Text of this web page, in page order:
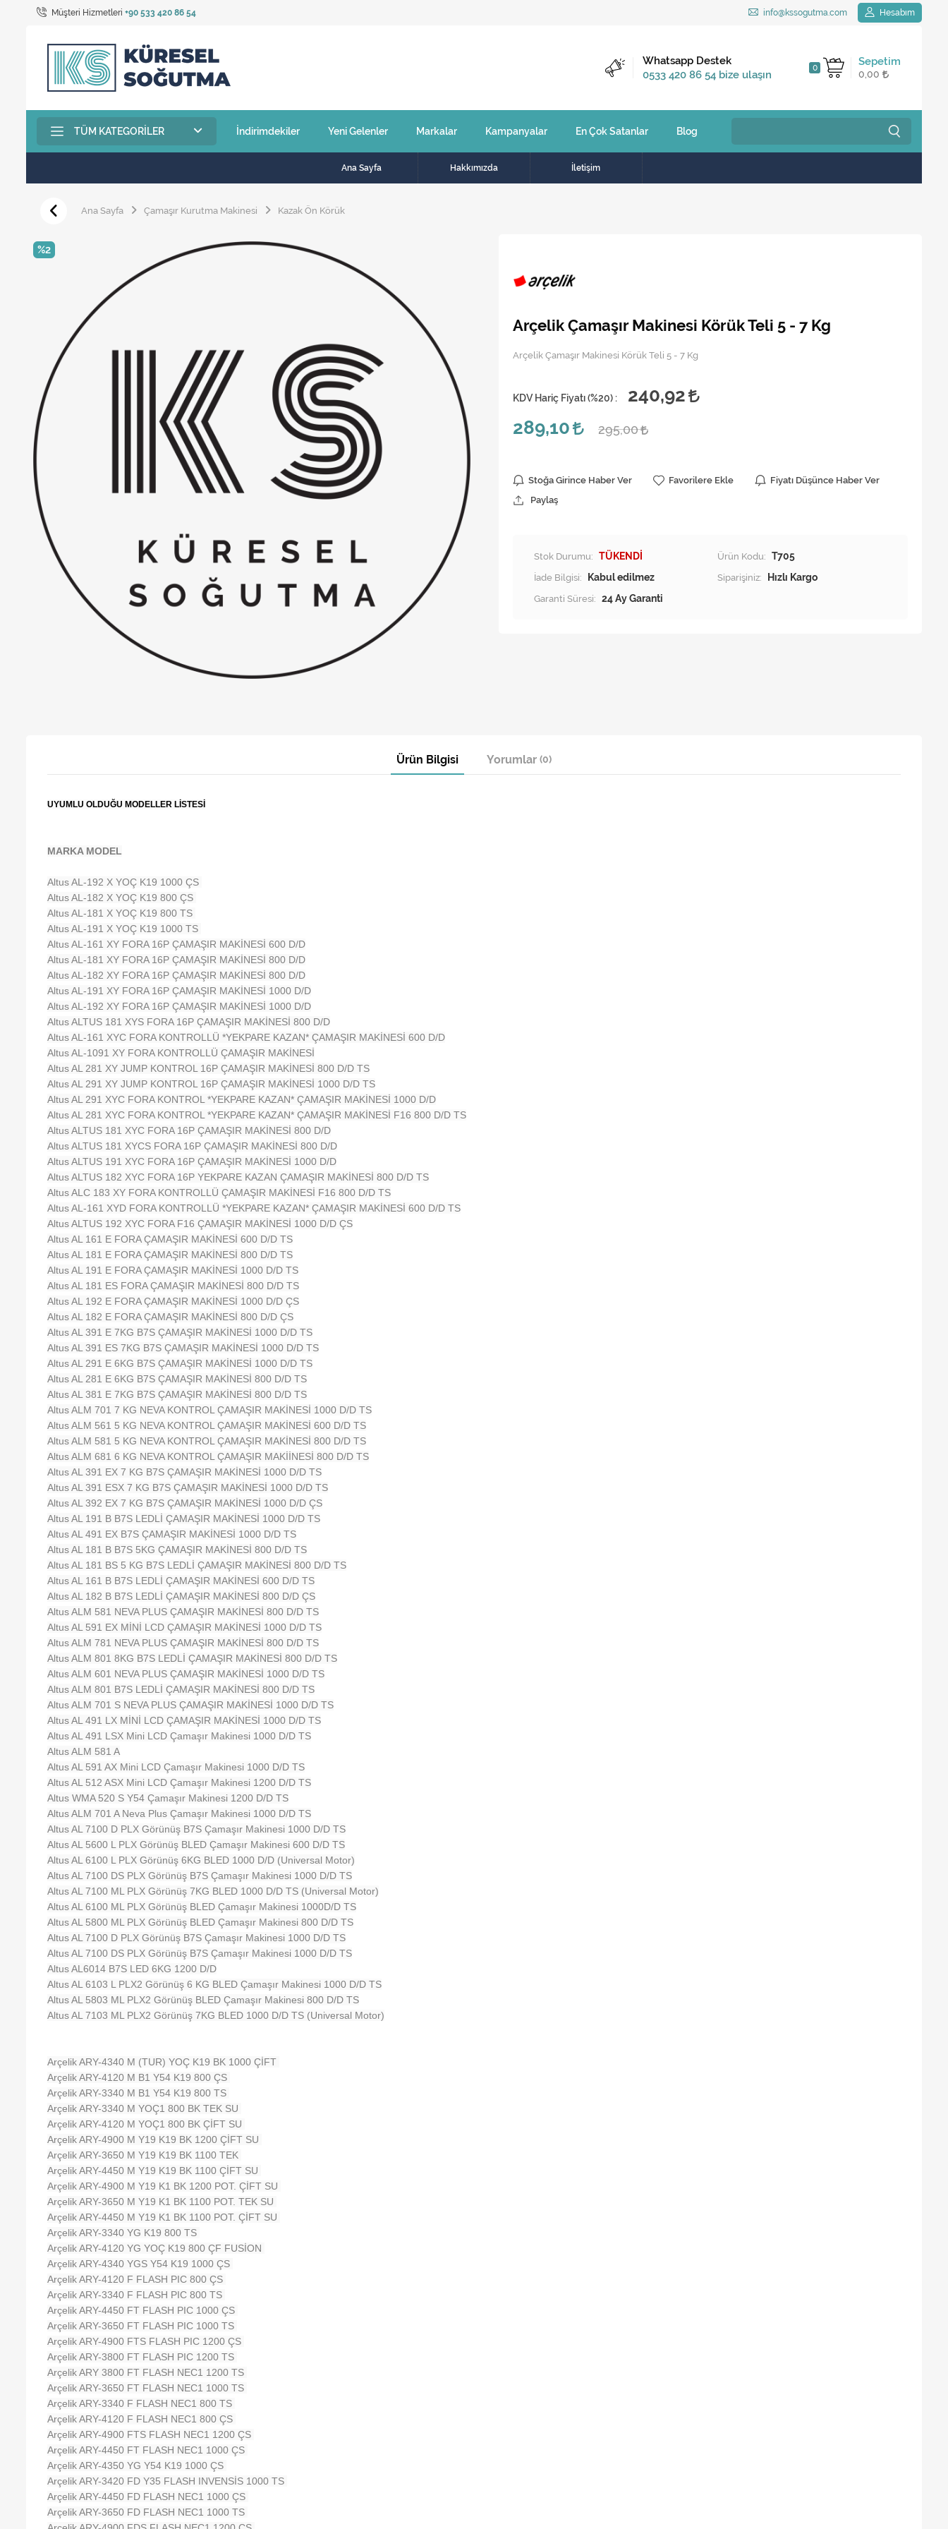
Müşteri Hizmetleri +90 533 420 86 54 info@kssogutma.com Hesabım
Sepetim
0
0,00
Kargo Bedava
2.500 TL ve üzeri
Whatsapp Destek
0533 420 86 54 bize ulaşın
TÜM KATEGORILER İndirimdekiler Yeni Gelenler Markalar Kampanyalar En Çok Satanlar Blog
Ana Sayfa Hakkımızda İletişim
Ana Sayfa Çamaşır Kurutma Makinesi Kazak Ön Körük
%2
Arçelik Çamaşır Makinesi Körük Teli 5 - 7 Kg
Arçelik Çamaşır Makinesi Körük Teli 5 - 7 Kg
KDV Hariç Fiyatı (%20) :
240,92
289,10
295,00
Stoğa Girince Haber Ver Favorilere Ekle
Fiyatı Düşünce Haber Ver
Paylaş
Stok Durumu: TÜKENDİ Ürün Kodu: T705
İade Bilgisi:
Siparişiniz:
Hızlı Kargo
Garanti Süresi: 24 Ay Garanti
Ürün Bilgisi Yorumlar (0)
UYUMLU OLDUĞU MODELLER LİSTESİ
MARKA MODEL
Altus AL-192 X YOÇ K19 1000 ÇS
Altus AL-182 X YOÇ K19 800 ÇS
Altus AL-181 X YOÇ K19 800 TS
Altus AL-191 X YOÇ K19 1000 TS
Altus AL-161 XY FORA 16P ÇAMAŞIR MAKİNESİ 600 D/D
Altus AL-181 XY FORA 16P ÇAMAŞIR MAKİNESİ 800 D/D
Altus AL-182 XY FORA 16P ÇAMAŞIR MAKİNESİ 800 D/D
Altus AL-191 XY FORA 16P ÇAMAŞIR MAKİNESİ 1000 D/D
Altus AL-192 XY FORA 16P ÇAMAŞIR MAKİNESİ 1000 D/D
Altus ALTUS 181 XYS FORA 16P ÇAMAŞIR MAKİNESİ 800 D/D
Altus AL-161 XYC FORA KONTROLLÜ *YEKPARE KAZAN* ÇAMAŞIR MAKİNESİ 600 D/D
Altus AL-1091 XY FORA KONTROLLÜ ÇAMAŞIR MAKİNESİ
Altus AL 281 XY JUMP KONTROL 16P ÇAMAŞIR MAKİNESİ 800 D/D TS
Altus AL 291 XY JUMP KONTROL 16P ÇAMAŞIR MAKİNESİ 1000 D/D TS
AltusAL 291 XYC FORA KONTROL *YEKPARE KAZAN* ÇAMAŞIR MAKİNESİ 1000 D/D
Altus AL 281 XYC FORA KONTROL *YEKPARE KAZAN* ÇAMAŞIR MAKİNESİ F16 800 D/D TS
Altus ALTUS 181 XYC FORA 16P ÇAMAŞIR MAKİNESİ 800 D/D
Altus ALTUS 181 XYCS FORA 16P ÇAMAŞIR MAKİNESİ 800 D/D
Altus ALTUS 191 XYC FORA 16P ÇAMAŞIR MAKİNESİ 1000 D/D
Altus ALTUS 182 XYC FORA 16P YEKPARE KAZAN ÇAMAŞIR MAKİNESİ 800 D/D TS
Altus ALC 183 XY FORA KONTROLLÜ ÇAMAŞIR MAKİNESİ F16 800 D/D TS
Altus AL-161 XYD FORA KONTROLLÜ *YEKPARE KAZAN* ÇAMAŞIR MAKİNESİ 600 D/D TS
Altus ALTUS 192 XYC FORA F16 ÇAMAŞIR MAKİNESİ 1000 D/D ÇS
Altus AL 161 E FORA ÇAMAŞIR MAKİNESİ 600 D/D TS
Altus AL 181 E FORA ÇAMAŞIR MAKİNESİ 800 D/D TS
Altus AL 191 E FORA ÇAMAŞIR MAKİNESİ 1000 D/D TS
Altus AL 181 ES FORA ÇAMAŞIR MAKİNESİ 800 D/D TS
Altus AL 192 E FORA ÇAMAŞIR MAKİNESİ 1000 D/D ÇS
Altus AL 182 E FORA ÇAMAŞIR MAKİNESİ 800 D/D ÇS
Altus AL 391 E 7KG B7S ÇAMAŞIR MAKİNESİ 1000 D/D TS
Altus AL 391 ES 7KG B7S ÇAMAŞIR MAKİNESİ 1000 D/D TS
Altus AL 291 E 6KG B7S ÇAMAŞIR MAKİNESİ 1000 D/D TS
Altus AL 281 E 6KG B7S ÇAMAŞIR MAKİNESİ 800 D/D TS
Altus AL 381 E 7KG B7S ÇAMAŞIR MAKİNESİ 800 D/D TS
Altus ALM 701 7 KG NEVA KONTROL ÇAMAŞIR MAKİNESİ 1000 D/D TS
Altus ALM 561 5 KG NEVA KONTROL ÇAMAŞIR MAKİNESİ 600 D/D TS
Altus ALM 581 5 KG NEVA KONTROL ÇAMAŞIR MAKİNESİ 800 D/D TS
Altus ALM 681 6 KG NEVA KONTROL ÇAMAŞIR MAKİİNESİ 800 D/D TS
Altus AL 391 EX 7 KG B7S ÇAMAŞIR MAKİNESİ 1000 D/D TS
Altus AL 391 ESX 7 KG B7S ÇAMAŞIR MAKİNESİ 1000 D/D TS
Altus AL 392 EX 7 KG B7S ÇAMAŞIR MAKİNESİ 1000 D/D ÇS
Altus AL 191 B B7S LEDLİ ÇAMAŞIR MAKİNESİ 1000 D/D TS
Altus AL 491 EX B7S ÇAMAŞIR MAKİNESİ 1000 D/D TS
Altus AL 181 B B7S 5KG ÇAMAŞIR MAKİNESİ 800 D/D TS
Altus AL 181 BS 5 KG B7S LEDLİ ÇAMAŞIR MAKİNESİ 800 D/D TS
Altus AL 161 B B7S LEDLİ ÇAMAŞIR MAKİNESİ 600 D/D TS
Altus AL 182 B B7S LEDLİ ÇAMAŞIR MAKİNESİ 800 D/D ÇS
Altus ALM 581 NEVA PLUS ÇAMAŞIR MAKİNESİ 800 D/D TS
Altus AL 591 EX MİNİ LCD ÇAMAŞIR MAKİNESİ 1000 D/D TS
Altus ALM 781 NEVA PLUS ÇAMAŞIR MAKİNESİ 800 D/D TS
Altus ALM 801 8KG B7S LEDLİ ÇAMAŞIR MAKİNESİ 800 D/D TS
Altus ALM 601 NEVA PLUS ÇAMAŞIR MAKİNESİ 1000 D/D TS
Altus ALM 801 B7S LEDLİ ÇAMAŞIR MAKİNESİ 800 D/D TS
Altus ALM 701 S NEVA PLUS ÇAMAŞIR MAKİNESİ 1000 D/D TS
Altus AL 491 LX MİNİ LCD ÇAMAŞIR MAKİNESİ 1000 D/D TS
Altus AL 491 LSX Mini LCD Çamaşır Makinesi 1000 D/D TS
Altus ALM 581 A
Altus AL 591 AX Mini LCD Çamaşır Makinesi 1000 D/D TS
Altus AL 512 ASX Mini LCD Çamaşır Makinesi 1200 D/D TS
Altus WMA 520 S Y54 Çamaşır Makinesi 1200 D/D TS
Altus ALM 701 A Neva Plus Çamaşır Makinesi 1000 D/D TS
Altus AL 7100 D PLX Görünüş B7S Çamaşır Makinesi 1000 D/D TS
Altus AL 5600 L PLX Görünüş BLED Çamaşır Makinesi 600 D/D TS
Altus AL 6100 L PLX Görünüş 6KG BLED 1000 D/D (Universal Motor)
Altus AL 7100 DS PLX Görünüş B7S Çamaşır Makinesi 1000 D/D TS
Altus AL 7100 ML PLX Görünüş 7KG BLED 1000 D/D TS (Universal Motor)
Altus AL 6100 ML PLX Görünüş BLED Çamaşır Makinesi 1000D/D TS
Altus AL 5800 ML PLX Görünüş BLED Çamaşır Makinesi 800 D/D TS
Altus AL 7100 D PLX Görünüş B7S Çamaşır Makinesi 1000 D/D TS
Altus AL 7100 DS PLX Görünüş B7S Çamaşır Makinesi 1000 D/D TS
Altus AL6014 B7S LED 6KG 1200 D/D
Altus AL 6103 L PLX2 Görünüş 6 KG BLED Çamaşır Makinesi 1000 D/D TS
Altus AL 5803 ML PLX2 Görünüş BLED Çamaşır Makinesi 800 D/D TS
Altus AL 7103 ML PLX2 Görünüş 7KG BLED 1000 D/D TS (Universal Motor)
Arçelik ARY-4340 M (TUR) YOÇ K19 BK 1000 ÇİFT
Arçelik ARY-4120 M B1 Y54 K19 800 ÇS
Arçelik ARY-3340 M B1 Y54 K19 800 TS
Arçelik ARY-3340 M YOÇ1 800 BK TEK SU
Arçelik ARY-4120 M YOÇ1 800 BK ÇİFT SU
Arçelik ARY-4900 M Y19 K19 BK 1200 ÇİFT SU
Arçelik ARY-3650 M Y19 K19 BK 1100 TEK
Arçelik ARY-4450 M Y19 K19 BK 1100 ÇİFT SU
Arçelik ARY-4900 M Y19 K1 BK 1200 POT. ÇİFT SU
Arçelik ARY-3650 M Y19 K1 BK 1100 POT. TEK SU
Arçelik ARY-4450 M Y19 K1 BK 1100 POT. ÇİFT SU
Arçelik ARY-3340 YG K19 800 TS
Arçelik ARY-4120 YG YOÇ K19 800 ÇF FUSİON
Arçelik ARY-4340 YGS Y54 K19 1000 ÇS
Arçelik ARY-4120 F FLASH PIC 800 ÇS
Arçelik ARY-3340 F FLASH PIC 800 TS
Arçelik ARY-4450 FT FLASH PIC 1000 ÇS
Arçelik ARY-3650 FT FLASH PIC 1000 TS
Arçelik ARY-4900 FTS FLASH PIC 1200 ÇS
Arçelik ARY-3800 FT FLASH PIC 1200 TS
Arçelik ARY 3800 FT FLASH NEC1 1200 TS
Arçelik ARY-3650 FT FLASH NEC1 1000 TS
Arçelik ARY-3340 F FLASH NEC1 800 TS
Arçelik ARY-4120 F FLASH NEC1 800 ÇS
Arçelik ARY-4900 FTS FLASH NEC1 1200 ÇS
Arçelik ARY-4450 FT FLASH NEC1 1000 ÇS
Arçelik ARY-4350 YG Y54 K19 1000 ÇS
Arçelik ARY-3420 FD Y35 FLASH INVENSİS 1000 TS
Arçelik ARY-4450 FD FLASH NEC1 1000 ÇS
Arçelik ARY-3650 FD FLASH NEC1 1000 TS